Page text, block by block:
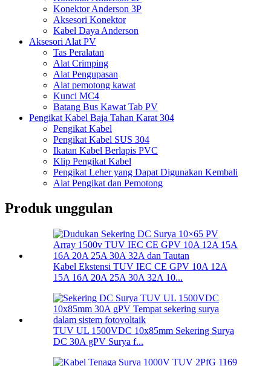
Konektor Anderson 3P
Aksesori Konektor
Kabel Daya Anderson
Aksesori Alat PV
Tas Peralatan
Alat Crimping
Alat Pengupasan
Alat pemotong kawat
Kunci MC4
Batang Bus Kawat Tab PV
Pengikat Kabel Baja Tahan Karat 304
Pengikat Kabel
Pengikat Kabel SUS 304
Ikatan Kabel Berlapis PVC
Klip Pengikat Kabel
Pengikat Leher yang Dapat Digunakan Kembali
Alat Pengikat dan Pemotong
Produk unggulan
Kabel Ekstensi TUV IEC CE GPV 10A 12A
15A 16A 20A 25A 30A 32A 10...
TUV UL 1500VDC 10x85mm Sekering Surya
DC 30A gPV Surya f...